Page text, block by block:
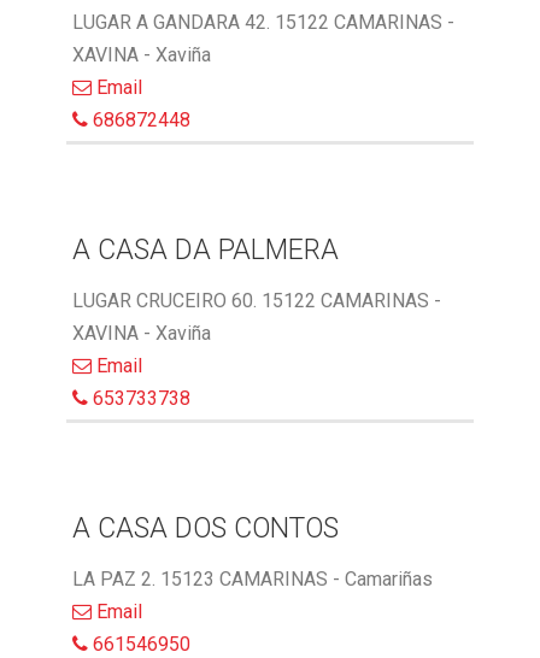
LUGAR A GANDARA 42. 15122 CAMARINAS -
XAVINA - Xaviña
Email
686872448
A CASA DA PALMERA
LUGAR CRUCEIRO 60. 15122 CAMARINAS -
XAVINA - Xaviña
Email
653733738
A CASA DOS CONTOS
LA PAZ 2. 15123 CAMARINAS - Camariñas
Email
661546950